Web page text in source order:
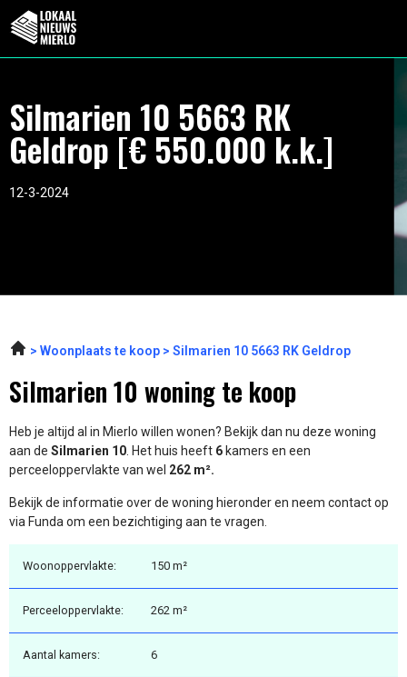
Silmarien 10 5663 RK
Geldrop [€ 550.000 k.k.]
12-3-2024
Woonplaats te koop Silmarien 10 5663 RK Geldrop
Silmarien 10 woning te koop
Heb je altijd al in Mierlo willen wonen? Bekijk dan nu deze woning
aan de Silmarien 10. Het huis heeft 6 kamers en een
perceeloppervlakte van wel 262 m².
Bekijk de informatie over de woning hieronder en neem contact op
via Funda om een bezichtiging aan te vragen.
Woonoppervlakte: 150 m²
Perceeloppervlakte: 262 m²
Aantal kamers: 6